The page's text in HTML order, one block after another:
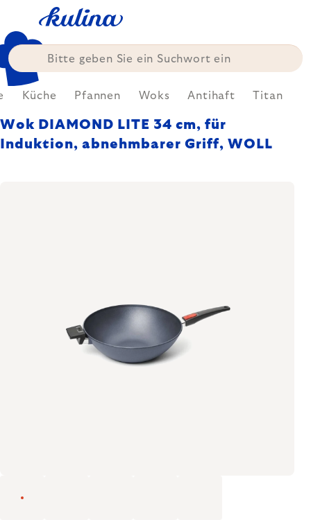
springen
Küche Pfannen Woks Antihaft Titan
Wok DIAMOND LITE 34 cm, für
Induktion, abnehmbarer Griff, WOLL